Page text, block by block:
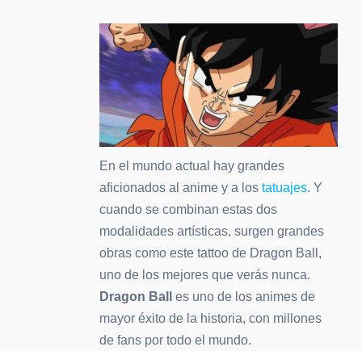
En el mundo actual hay grandes
aficionados al anime y a lostatuajes. Y
cuando se combinan estas dos
modalidades artísticas, surgen grandes
obras como este tattoo de Dragon Ball,
uno de los mejores que verás nunca.
Dragon Ball
es uno de los animes de
mayor éxito de la historia, con millones
de fans por todo el mundo.